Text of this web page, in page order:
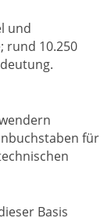
und
rund 10.250
für
Basis